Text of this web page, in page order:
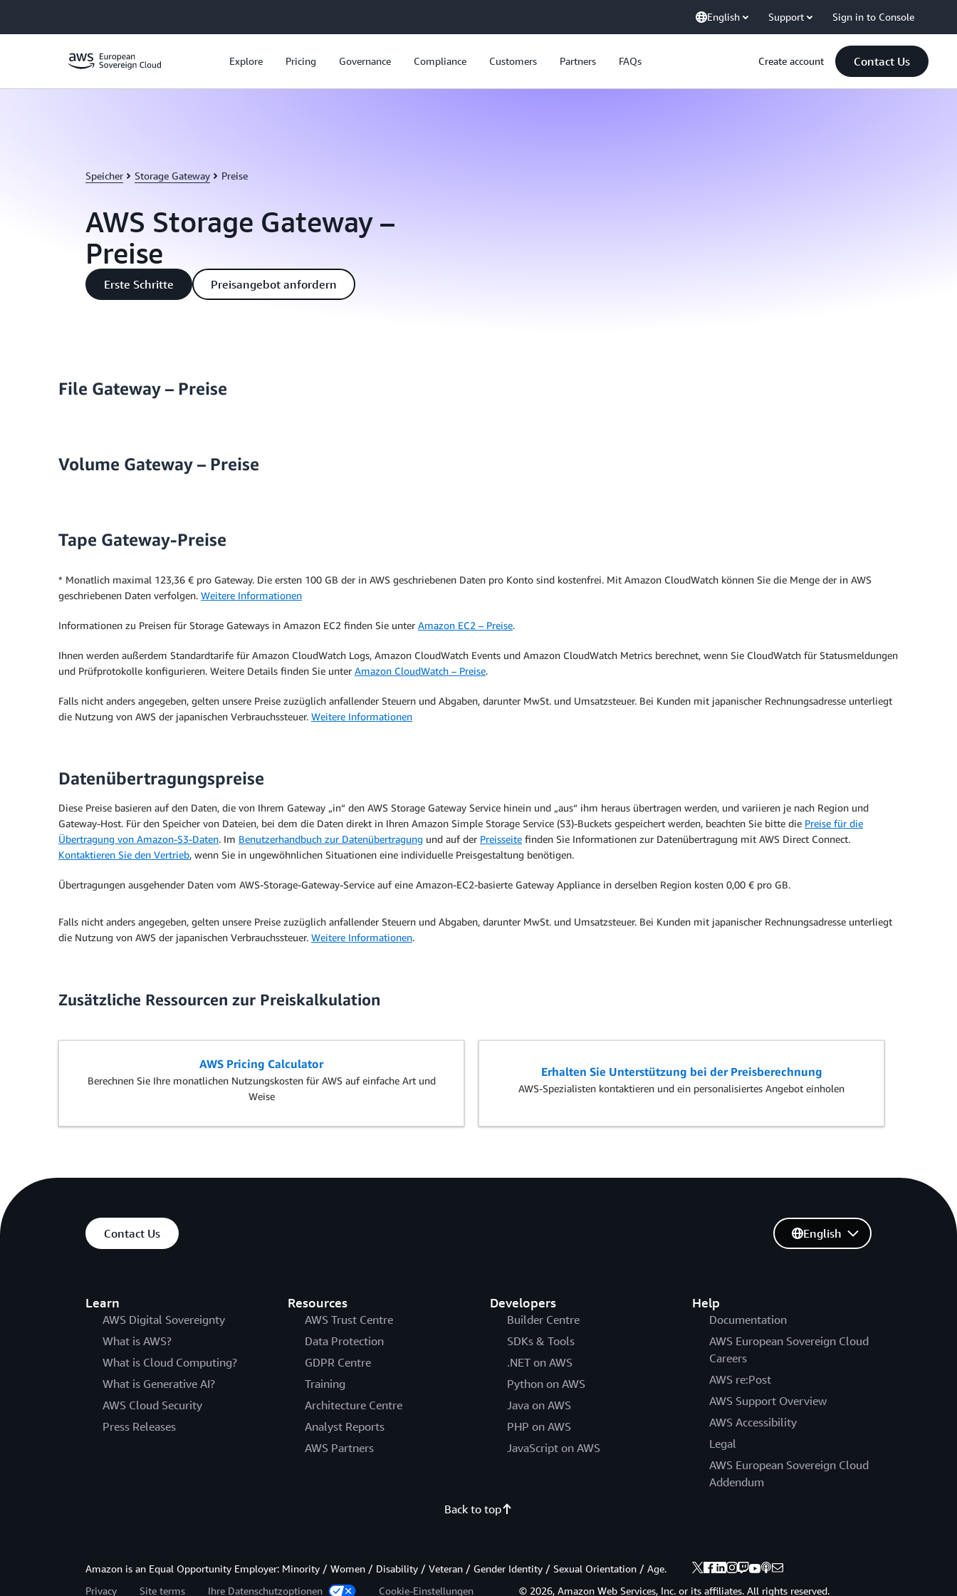
English Support Sign in to Console
Explore Pricing Governance Compliance Customers Partners FAQs Create account Contact Us
Speicher Storage Gateway Preise
AWS Storage Gateway –
Preise
Erste Schritte Preisangebot anfordern
File Gateway – Preise
Volume Gateway – Preise
Tape Gateway-Preise
* Monatlich maximal 123,36 € pro Gateway. Die ersten 100 GB der in AWS geschriebenen Daten pro Konto sind kostenfrei. Mit Amazon CloudWatch können Sie die Menge der in AWS
geschriebenen Daten verfolgen. Weitere Informationen
Informationen zu Preisen für Storage Gateways in Amazon EC2 finden Sie unter Amazon EC2 – Preise.
Ihnen werden außerdem Standardtarife für Amazon CloudWatch Logs, Amazon CloudWatch Events und Amazon CloudWatch Metrics berechnet, wenn Sie CloudWatch für Statusmeldungen
und Prüfprotokolle konfigurieren. Weitere Details finden Sie unter Amazon CloudWatch – Preise.
Falls nicht anders angegeben, gelten unsere Preise zuzüglich anfallender Steuern und Abgaben, darunter MwSt. und Umsatzsteuer. Bei Kunden mit japanischer Rechnungsadresse unterliegt
die Nutzung von AWS der japanischen Verbrauchssteuer. Weitere Informationen
Datenübertragungspreise
Diese Preise basieren auf den Daten, die von Ihrem Gateway „in“ den AWS Storage Gateway Service hinein und „aus“ ihm heraus übertragen werden, und variieren je nach Region und
Gateway-Host. Für den Speicher von Dateien, bei dem die Daten direkt in Ihren Amazon Simple Storage Service (S3)-Buckets gespeichert werden, beachten Sie bitte die Preise für die
Übertragung von Amazon-S3-Daten. Im Benutzerhandbuch zur Datenübertragung und auf der Preisseite finden Sie Informationen zur Datenübertragung mit AWS Direct Connect.
Kontaktieren Sie den Vertrieb, wenn Sie in ungewöhnlichen Situationen eine individuelle Preisgestaltung benötigen.
Übertragungen ausgehender Daten vom AWS-Storage-Gateway-Service auf eine Amazon-EC2-basierte Gateway Appliance in derselben Region kosten 0,00 € pro GB.
Falls nicht anders angegeben, gelten unsere Preise zuzüglich anfallender Steuern und Abgaben, darunter MwSt. und Umsatzsteuer. Bei Kunden mit japanischer Rechnungsadresse unterliegt
die Nutzung von AWS der japanischen Verbrauchssteuer. Weitere Informationen.
Zusätzliche Ressourcen zur Preiskalkulation
AWS Pricing Calculator
Berechnen Sie Ihre monatlichen Nutzungskosten für AWS auf einfache Art und
Weise
Erhalten Sie Unterstützung bei der Preisberechnung
AWS-Spezialisten kontaktieren und ein personalisiertes Angebot einholen
Contact Us
Learn
AWS Digital Sovereignty
What is AWS?
What is Cloud Computing?
What is Generative AI?
AWS Cloud Security
Press Releases
Resources
AWS Trust Centre
Data Protection
GDPR Centre
Training
Architecture Centre
Analyst Reports
AWS Partners
Developers
Builder Centre
SDKs & Tools
.NET on AWS
Python on AWS
Java on AWS
PHP on AWS
JavaScript on AWS
Help
Documentation
AWS European Sovereign Cloud
Careers
AWS re:Post
AWS Support Overview
AWS Accessibility
Legal
AWS European Sovereign Cloud
Addendum
English
Back to top
Amazon is an Equal Opportunity Employer: Minority / Women / Disability / Veteran / Gender Identity / Sexual Orientation / Age.
Privacy
Site terms Ihre Datenschutzoptionen Cookie-Einstellungen © 2026, Amazon Web Services, Inc. or its affiliates. All rights reserved.